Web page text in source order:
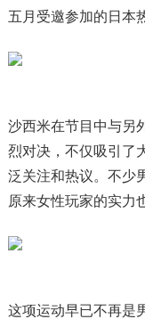
五月受邀参加的日本
沙西米在节目中与另
烈对决，不仅吸引了
泛关注和热议。不少
原来女性玩家的实力
这项运动早已不再是